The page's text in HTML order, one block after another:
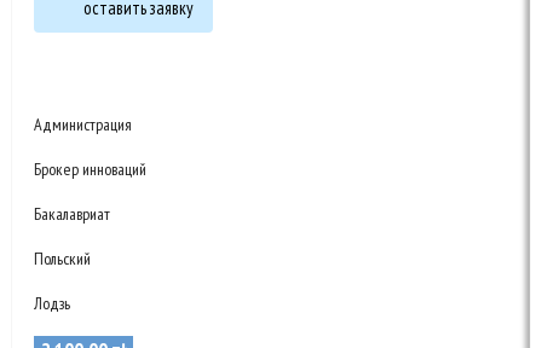
оставить заявку
Администрация
Брокер инноваций
Бакалавриат
Польский
Лодзь